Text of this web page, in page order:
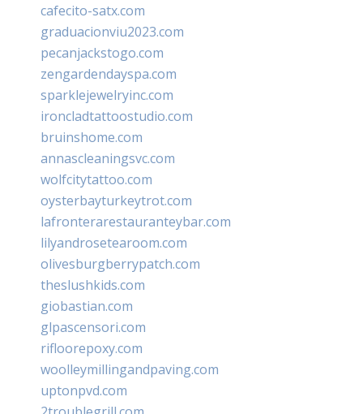
cafecito-satx.com
graduacionviu2023.com
pecanjackstogo.com
zengardendayspa.com
sparklejewelryinc.com
ironcladtattoostudio.com
bruinshome.com
annascleaningsvc.com
wolfcitytattoo.com
oysterbayturkeytrot.com
lafronterarestauranteybar.com
lilyandrosetearoom.com
olivesburgberrypatch.com
theslushkids.com
giobastian.com
glpascensori.com
rifloorepoxy.com
woolleymillingandpaving.com
uptonpvd.com